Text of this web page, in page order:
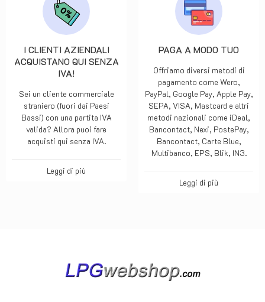
I CLIENTI AZIENDALI
ACQUISTANO QUI SENZA
IVA!
Sei un cliente commerciale
straniero (fuori dai Paesi
Bassi) con una partita IVA
valida? Allora puoi fare
acquisti qui senza IVA.
Leggi di più
PAGA A MODO TUO
Offriamo diversi metodi di
pagamento come Wero,
PayPal, Google Pay, Apple Pay,
SEPA, VISA, Mastcard e altri
metodi nazionali come iDeal,
Bancontact, Nexi, PostePay,
Bancontact, Carte Blue,
Multibanco, EPS, Blik, IN3.
Leggi di più